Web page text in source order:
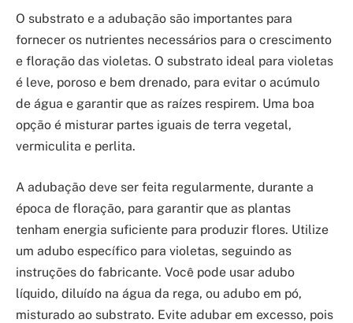
O substrato e a adubação são importantes para
fornecer os nutrientes necessários para o crescimento
e floração das violetas. O substrato ideal para violetas
é leve, poroso e bem drenado, para evitar o acúmulo
de água e garantir que as raízes respirem. Uma boa
opção é misturar partes iguais de terra vegetal,
vermiculita e perlita.
A adubação deve ser feita regularmente, durante a
época de floração, para garantir que as plantas
tenham energia suficiente para produzir flores. Utilize
um adubo específico para violetas, seguindo as
instruções do fabricante. Você pode usar adubo
líquido, diluído na água da rega, ou adubo em pó,
misturado ao substrato. Evite adubar em excesso, pois